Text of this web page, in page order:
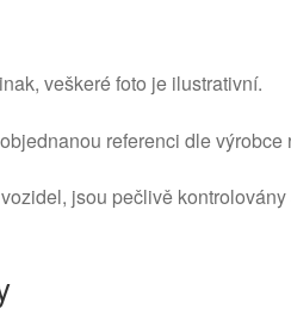
veškeré foto je ilustrativní.
referenci dle výrobce
jsou pečlivě